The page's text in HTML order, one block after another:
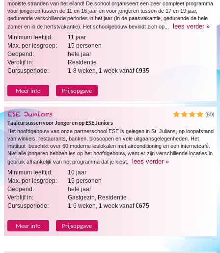
mooiste stranden van het eiland! De school organiseert een zeer compleet programma
voor jongeren tussen de 11 en 16 jaar en voor jongeren tussen de 17 en 19 jaar,
gedurende verschillende periodes in het jaar (in de paasvakantie, gedurende de hele
zomer en in de herfstvakantie). Het schoolgebouw bevindt zich op...
lees verder »
Minimum leeftijd:
11 jaar
Max. per lesgroep:
15 personen
Geopend:
hele jaar
Verblijf in:
Residentie
Cursusperiode:
1-8 weken, 1 week vanaf€935
Meer info Prijsopgave
ESE Juniors
(80)
Taalcursussen voor Jongeren op ESE Juniors
Het hoofdgebouw van onze partnerschool ESE is gelegen in St. Julians, op loopafstand
van winkels, restaurants, banken, bioscopen en vele uitgaansgelegenheden. Het
instituut beschikt over 60 moderne leslokalen met airconditioning en een internetcafé.
Niet alle jongeren hebben les op het hoofdgebouw, want er zijn verschillende locaties in
gebruik afhankelijk van het programma dat je kiest.
lees verder »
Minimum leeftijd:
10 jaar
Max. per lesgroep:
15 personen
Geopend:
hele jaar
Verblijf in:
Gastgezin, Residentie
Cursusperiode:
1-6 weken, 1 week vanaf€675
Meer info Prijsopgave